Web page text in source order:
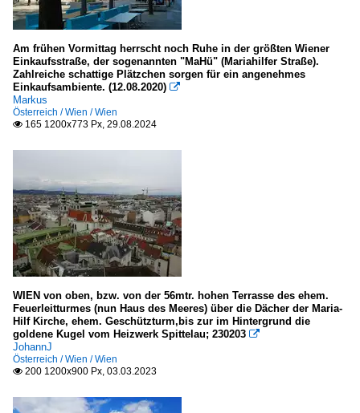
Am frühen Vormittag herrscht noch Ruhe in der größten Wiener
Einkaufsstraße, der sogenannten "MaHü" (Mariahilfer Straße).
Zahlreiche schattige Plätzchen sorgen für ein angenehmes
Einkaufsambiente. (12.08.2020) 
Markus
Österreich / Wien / Wien
 165 1200x773 Px, 29.08.2024
WIEN von oben, bzw. von der 56mtr. hohen Terrasse des ehem.
Feuerleitturmes (nun Haus des Meeres) über die Dächer der Maria-
Hilf Kirche, ehem. Geschützturm,bis zur im Hintergrund die
goldene Kugel vom Heizwerk Spittelau; 230203 
JohannJ
Österreich / Wien / Wien
 200 1200x900 Px, 03.03.2023